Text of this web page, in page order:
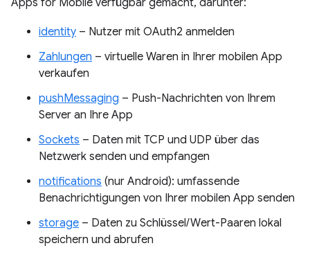
Apps for Mobile verfügbar gemacht, darunter:
identity – Nutzer mit OAuth2 anmelden
Zahlungen – virtuelle Waren in Ihrer mobilen App
verkaufen
pushMessaging – Push-Nachrichten von Ihrem
Server an Ihre App
Sockets – Daten mit TCP und UDP über das
Netzwerk senden und empfangen
notifications (nur Android): umfassende
Benachrichtigungen von Ihrer mobilen App senden
storage – Daten zu Schlüssel/Wert-Paaren lokal
speichern und abrufen